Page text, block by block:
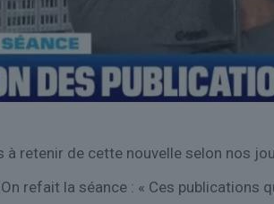
à retenir de cette nouvelle selon nos
refait la séance : « Ces publications